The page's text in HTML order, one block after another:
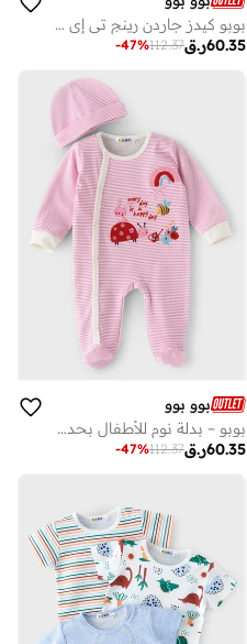
بوبو كيدز جاردن رينج تي إي آند ليجينج
ر.ق60.35
112.37
-47%
بوو بوو
بوبو – بدلة نوم للأطفال بحديقة 2 قطعة طقم قبعات
ر.ق60.35
112.37
-47%